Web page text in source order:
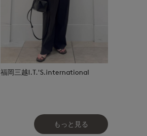
福岡三越I.T.'S.international
もっと見る